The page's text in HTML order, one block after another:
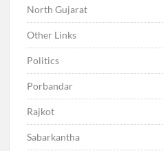
North Gujarat
Other Links
Politics
Porbandar
Rajkot
Sabarkantha